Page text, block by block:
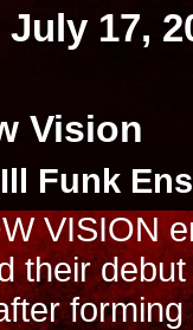
17,
Vision
Funk
VISION
their
forming